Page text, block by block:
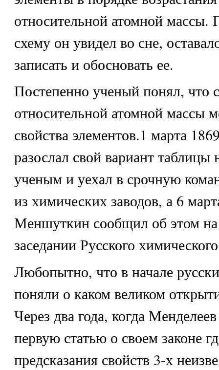
относительной атомной массы.
схему он увидел во сне,
записать и обосновать ее.
Постепенно ученый понял, что
относительной атомной массы
свойства элементов.1 марта
разослал свой вариант таблицы
ученым и уехал в срочную
из химических заводов, а 6
Меншуткин сообщил об этом
заседании Русского
Любопытно, что в начале
поняли о каком великом
Через два года, когда
первую статью о своем законе
предсказания свойств 3-х